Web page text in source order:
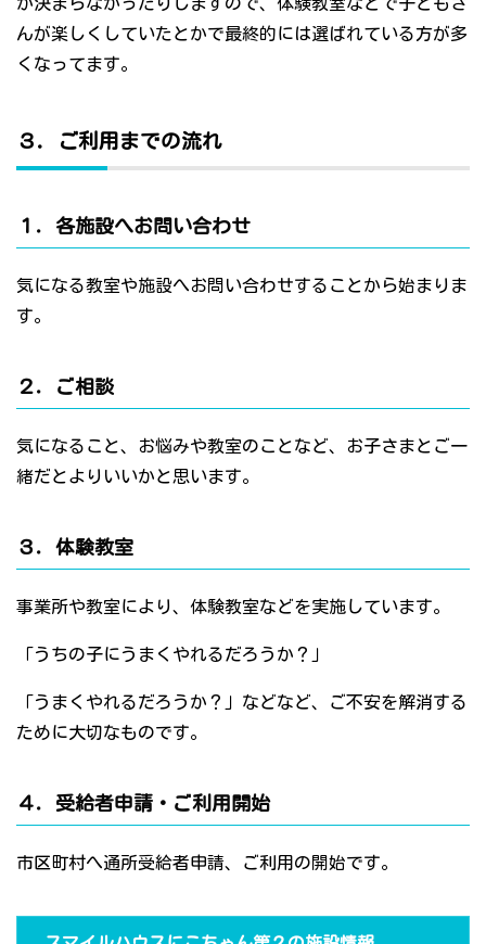
か決まらなかったりしますので、体験教室などで子どもさ
んが楽しくしていたとかで最終的には選ばれている方が多
くなってます。
３．ご利用までの流れ
１．各施設へお問い合わせ
気になる教室や施設へお問い合わせすることから始まりま
す。
２．ご相談
気になること、お悩みや教室のことなど、お子さまとご一
緒だとよりいいかと思います。
３．体験教室
事業所や教室により、体験教室などを実施しています。
「うちの子にうまくやれるだろうか？」
「うまくやれるだろうか？」などなど、ご不安を解消する
ために大切なものです。
４．受給者申請・ご利用開始
市区町村へ通所受給者申請、ご利用の開始です。